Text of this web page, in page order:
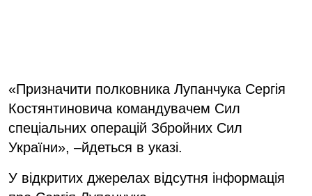
«Призначити полковника Лупанчука Сергія
Костянтиновича командувачем Сил
спеціальних операцій Збройних Сил
України», –йдеться в указі.
У відкритих джерелах відсутня інформація